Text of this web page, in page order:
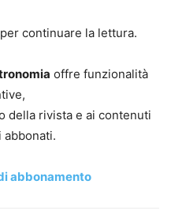
continuare la lettura.
offre funzionalità
della rivista e ai contenuti
abbonati.
abbonamento